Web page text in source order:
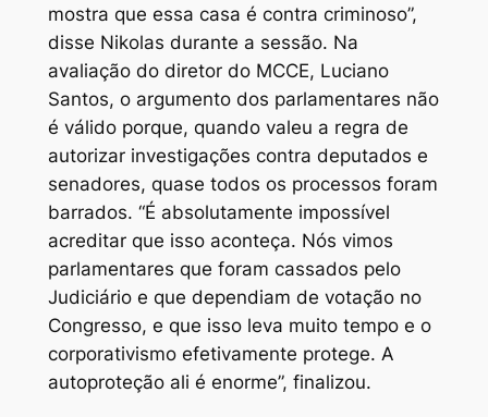
mostra que essa casa é contra criminoso”,
disse Nikolas durante a sessão. Na
avaliação do diretor do MCCE, Luciano
Santos, o argumento dos parlamentares não
é válido porque, quando valeu a regra de
autorizar investigações contra deputados e
senadores, quase todos os processos foram
barrados. “É absolutamente impossível
acreditar que isso aconteça. Nós vimos
parlamentares que foram cassados pelo
Judiciário e que dependiam de votação no
Congresso, e que isso leva muito tempo e o
corporativismo efetivamente protege. A
autoproteção ali é enorme”, finalizou.